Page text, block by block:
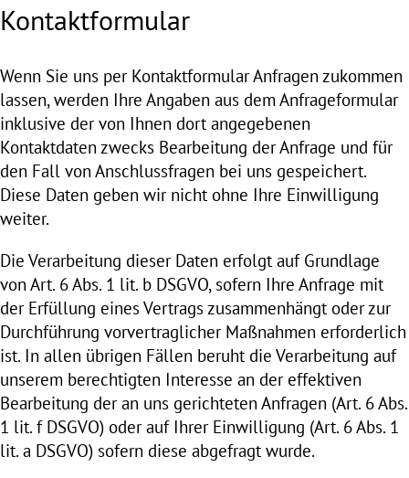
Kontaktformular
Wenn Sie uns per Kontaktformular Anfragen zukommen
lassen, werden Ihre Angaben aus dem Anfrageformular
inklusive der von Ihnen dort angegebenen
Kontaktdaten zwecks Bearbeitung der Anfrage und für
den Fall von Anschlussfragen bei uns gespeichert.
Diese Daten geben wir nicht ohne Ihre Einwilligung
weiter.
Die Verarbeitung dieser Daten erfolgt auf Grundlage
von Art. 6 Abs. 1 lit. b DSGVO, sofern Ihre Anfrage mit
der Erfüllung eines Vertrags zusammenhängt oder zur
Durchführung vorvertraglicher Maßnahmen erforderlich
ist. In allen übrigen Fällen beruht die Verarbeitung auf
unserem berechtigten Interesse an der effektiven
Bearbeitung der an uns gerichteten Anfragen (Art. 6 Abs.
1 lit. f DSGVO) oder auf Ihrer Einwilligung (Art. 6 Abs. 1
lit. a DSGVO) sofern diese abgefragt wurde.